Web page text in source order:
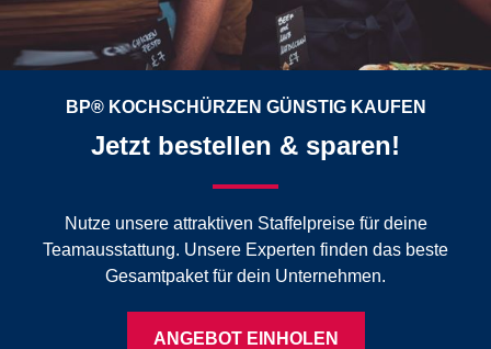
BP® KOCHSCHÜRZEN GÜNSTIG KAUFEN
Jetzt bestellen & sparen!
Nutze unsere attraktiven Staffelpreise für deine
Teamausstattung. Unsere Experten finden das beste
Gesamtpaket für dein Unternehmen.
ANGEBOT EINHOLEN